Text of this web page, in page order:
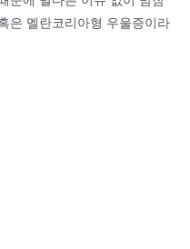
은 멜란코리아형 우울증이라